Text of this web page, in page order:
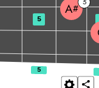
A#
5